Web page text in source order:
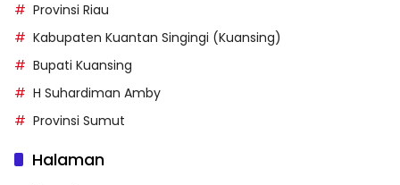
Provinsi Riau
Kabupaten Kuantan Singingi (Kuansing)
Bupati Kuansing
H Suhardiman Amby
Provinsi Sumut
Halaman